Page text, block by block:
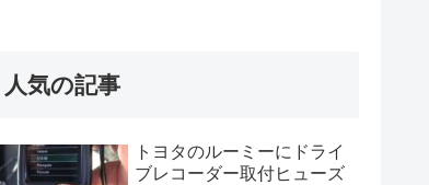
人気の記事
トヨタのルーミーにドライ
ブレコーダー取付ヒューズ